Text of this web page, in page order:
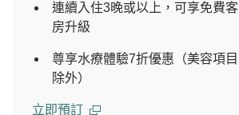
連續入住3晚或以上，可享免費客
房升級
尊享水療體驗7折優惠（美容項目
除外）
立即預訂